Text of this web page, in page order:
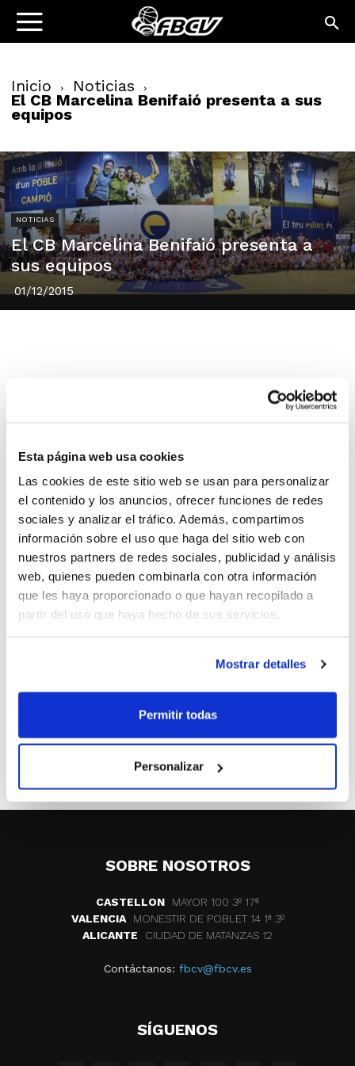
Esta página web usa cookies
Las cookies de este sitio web se usan para personalizar
el contenido y los anuncios, ofrecer funciones de redes
sociales y analizar el tráfico. Además, compartimos
información sobre el uso que haga del sitio web con
nuestros partners de redes sociales, publicidad y análisis
web, quienes pueden combinarla con otra información
que les haya proporcionado o que hayan recopilado a
partir del uso que haya hecho de sus servicios.
Mostrar detalles
Permitir todas
Personalizar
Inicio Noticias
El CB Marcelina Benifaió presenta a sus
equipos
NOTICIAS
El CB Marcelina Benifaió presenta a
sus equipos
01/12/2015
El CB Marcelina Benifaió presentó a los numerosos
conjuntos masculinos y femeninos que integran el Club
En el acto desfilaron todos los jugadores/as, desde los
Masculina.
Estuvieron acompañando al Club en este día la
alcaldesaMarta Ortizjunto a miembros de la
Corporación Municipal y el presidente de la FBCV
Salvador Fabregat.
presentacion cb marcelina benifaio
SOBRE NOSOTROS
CASTELLON
MAYOR 100 3º 17ª
VALENCIA
MONESTIR DE POBLET 14 1ª 3º
ALICANTE
CIUDAD DE MATANZAS 12
Contáctanos: fbcv@fbcv.es
SÍGUENOS